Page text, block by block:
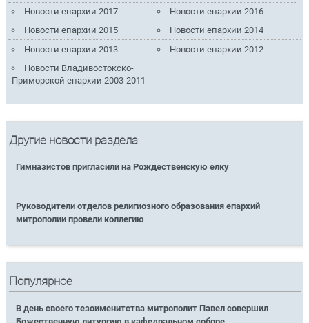
Новости епархии 2017
Новости епархии 2016
Новости епархии 2015
Новости епархии 2014
Новости епархии 2013
Новости епархии 2012
Новости Владивостокско-
Приморской епархии 2003-2011
Другие новости раздела
Гимназистов пригласили на Рождественскую елку
Руководители отделов религиозного образования епархий
митрополии провели коллегию
Популярное
В день своего тезоименитства митрополит Павел совершил